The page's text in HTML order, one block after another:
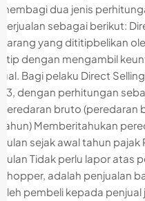
membagi dua jenis
berjualan sebagai berikut:
barang yang dititipbelikan
titip dengan mengambil
jual. Bagi pelaku Direct
23, dengan perhitungan
peredaran bruto (peredaran
tahun) Memberitahukan
bulan sejak awal tahun
bulan Tidak perlu lapor atas
Shopper, adalah penjualan
oleh pembeli kepada